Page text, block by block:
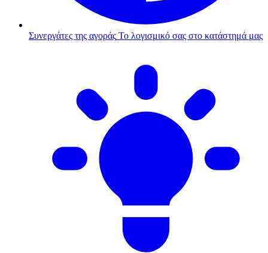
Συνεργάτες της αγοράς Το λογισμικό σας στο κατάστημά μας